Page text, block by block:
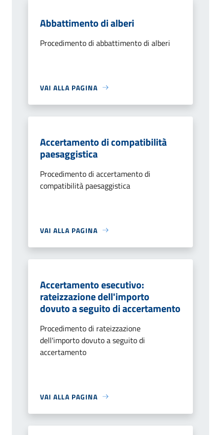
Abbattimento di alberi
Procedimento di abbattimento di alberi
VAI ALLA PAGINA
Accertamento di compatibilità
paesaggistica
Procedimento di accertamento di
compatibilità paesaggistica
VAI ALLA PAGINA
Accertamento esecutivo:
rateizzazione dell'importo
dovuto a seguito di accertamento
Procedimento di rateizzazione
dell'importo dovuto a seguito di
accertamento
VAI ALLA PAGINA